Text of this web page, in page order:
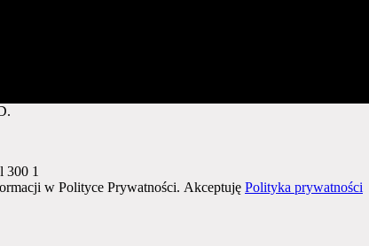
300 1
w Polityce Prywatności. Akceptuję Polityka prywatności